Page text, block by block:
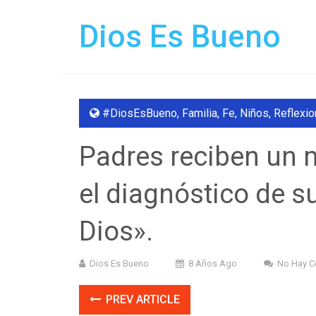
Dios Es Bueno
#DiosEsBueno, Familia, Fe, Niños,
Padres reciben un
el diagnóstico de
Dios».
Dios Es Bueno 8 Años Ago No Hay
PREV ARTICLE